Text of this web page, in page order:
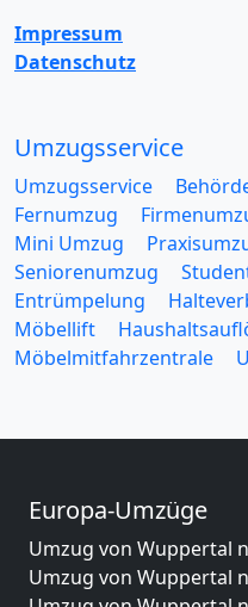
Impressum
Datenschutz
Umzugsservice
Umzugsservice
Fernumzug
Mini Umzug
Seniorenumzug
Entrümpelung
Möbellift
Möbelmitfahrzentrale
Europa-Umzüge
Umzug von Wuppertal
Umzug von Wuppertal